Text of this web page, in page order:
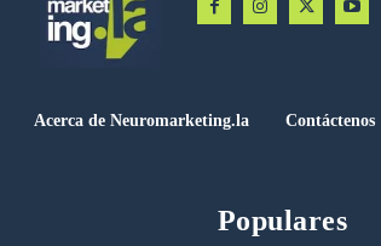
Acerca de Neuromarketing.la Contáctenos
Populares